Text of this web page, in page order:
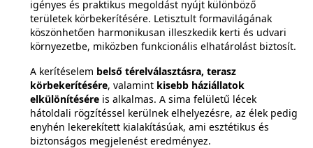
igényes és praktikus megoldást nyújt különböző
területek körbekerítésére. Letisztult formavilágának
köszönhetően harmonikusan illeszkedik kerti és udvari
környezetbe, miközben funkcionális elhatárolást biztosít.
A kerítéselem belső térelválasztásra, terasz
körbekerítésére, valamint kisebb háziállatok
elkülönítéséreis alkalmas. A sima felületű lécek
hátoldali rögzítéssel kerülnek elhelyezésre, az élek pedig
enyhén lekerekített kialakításúak, ami esztétikus és
biztonságos megjelenést eredményez.